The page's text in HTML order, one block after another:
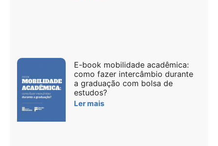
E-book mobilidade acadêmica:
como fazer intercâmbio durante
a graduação com bolsa de
estudos?
Ler mais